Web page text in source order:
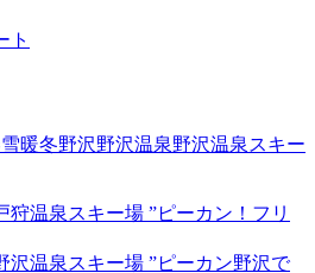
ト
暖冬野沢野沢温泉野沢温泉スキー
狩温泉スキー場 ”ピーカン！フリ
沢温泉スキー場 ”ピーカン野沢で